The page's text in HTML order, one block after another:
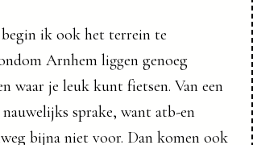
begin ik ook het terrein te
Arnhem liggen genoeg
waar je leuk kunt fietsen. Van een
sprake, want atb-en
bijna niet voor. Dan komen ook